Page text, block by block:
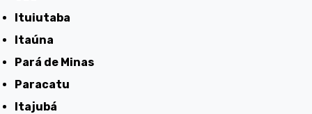
Ituiutaba
Itaúna
Pará de Minas
Paracatu
Itajubá